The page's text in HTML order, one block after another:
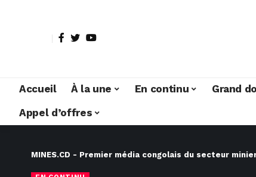
Accueil À la une En continu Grand
Appel d’offres
MINES.CD - Premier média congolais du secteur